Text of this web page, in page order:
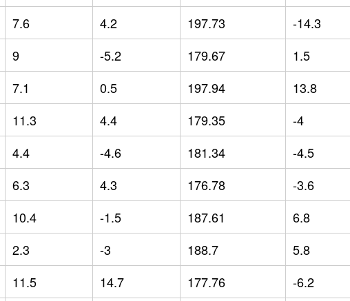
7.6 4.2 197.73 -14.3
9 -5.2 179.67 1.5
7.1 0.5 197.94 13.8
11.3 4.4 179.35 -4
4.4 -4.6 181.34 -4.5
6.3 4.3 176.78 -3.6
10.4 -1.5 187.61 6.8
2.3 -3 188.7 5.8
11.5 14.7 177.76 -6.2